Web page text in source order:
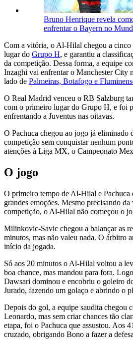
Bruno Henrique revela
enfrentar o Bayern no
Com a vitória, o Al-Hilal chegou a cinco
lugar do Grupo H, e garantiu a
da competição. Dessa forma, a equipe
Inzaghi vai enfrentar o Manchester City
lado de Palmeiras, Botafogo e
O Real Madrid venceu o RB Salzburg
com o primeiro lugar do Grupo H, e foi
enfrentando a Juventus nas oitavas.
O Pachuca chegou ao jogo já eliminado
competição sem conquistar nenhum
atenções à Liga MX, o Campeonato
O jogo
O primeiro tempo de Al-Hilal e Pachuca
grandes emoções. Mesmo precisando
competição, o Al-Hilal não começou o
Milinkovic-Savic chegou a balançar as
minutos, mas não valeu nada. O árbitro
início da jogada.
Só aos 20 minutos o Al-Hilal voltou a
boa chance, mas mandou para fora.
Dawsari dominou e encobriu o goleiro
Jurado, fazendo um golaço e abrindo o
Depois do gol, a equipe saudita chegou
Leonardo, mas sem criar chances tão
etapa, foi o Pachuca que assustou. Aos
cruzado, obrigando Bono a fazer a